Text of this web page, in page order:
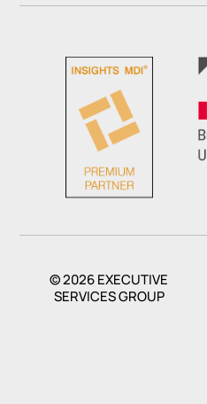
© 2026EXECUTIVE
SERVICES GROUP